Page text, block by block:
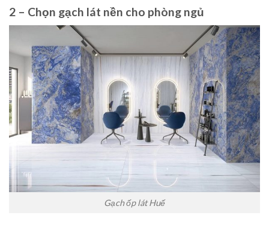
2 – Chọn gạch lát nền cho phòng ngủ
Gạch ốp lát Huế